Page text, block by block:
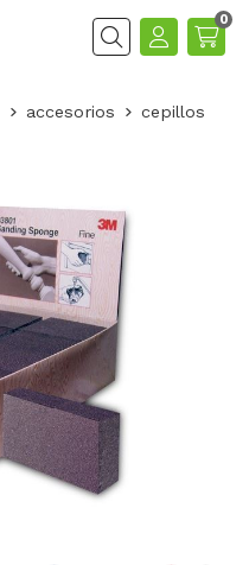
Buscar
0
accesorios
cepillos